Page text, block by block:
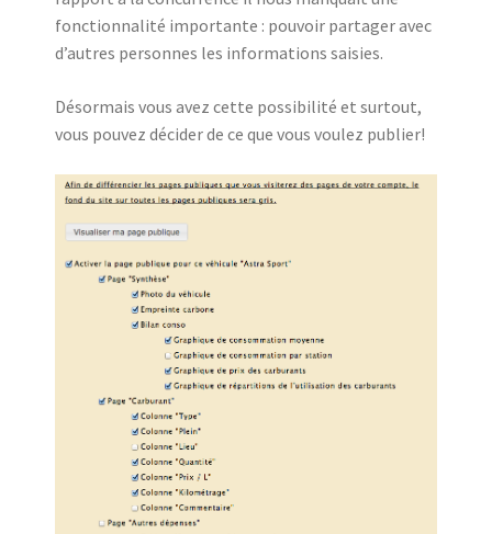
fonctionnalité importante : pouvoir partager avec
d’autres personnes les informations saisies.
Désormais vous avez cette possibilité et surtout,
vous pouvez décider de ce que vous voulez publier!